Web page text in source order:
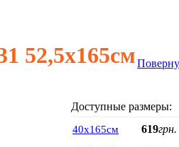
52,5х165см
Доступные размеры:
40х165см 619грн.